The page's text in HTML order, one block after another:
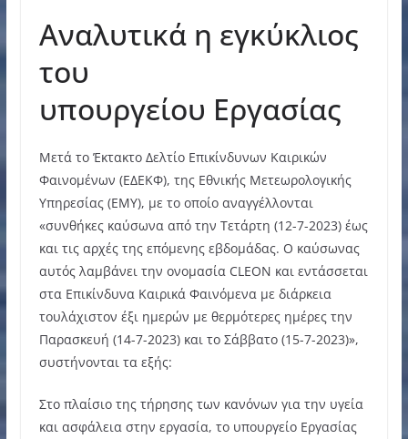
Αναλυτικά η εγκύκλιος
του
υπουργείου Εργασίας
Μετά το Έκτακτο Δελτίο Επικίνδυνων Καιρικών
Φαινομένων (ΕΔΕΚΦ), της Εθνικής Μετεωρολογικής
Υπηρεσίας (ΕΜΥ), με το οποίο αναγγέλλονται
«συνθήκες καύσωνα από την Τετάρτη (12-7-2023) έως
και τις αρχές της επόμενης εβδομάδας. Ο καύσωνας
αυτός λαμβάνει την ονομασία CLEON και εντάσσεται
στα Επικίνδυνα Καιρικά Φαινόμενα με διάρκεια
τουλάχιστον έξι ημερών με θερμότερες ημέρες την
Παρασκευή (14-7-2023) και το Σάββατο (15-7-2023)»,
συστήνονται τα εξής:
Στο πλαίσιο της τήρησης των κανόνων για την υγεία
και ασφάλεια στην εργασία, το υπουργείο Εργασίας